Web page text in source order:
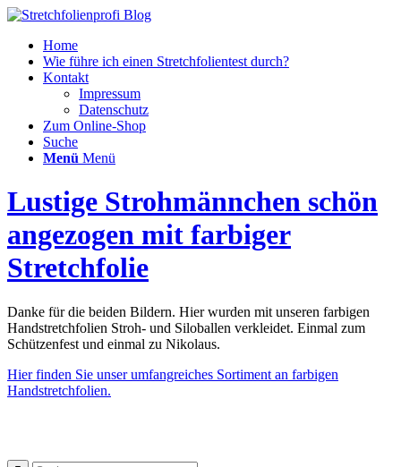
Home
Wie führe ich einen Stretchfolientest durch?
Kontakt
Impressum
Datenschutz
Zum Online-Shop
Suche
Menü Menü
Lustige Strohmännchen schön
angezogen mit farbiger
Stretchfolie
Danke für die beiden Bildern. Hier wurden mit unseren farbigen
Handstretchfolien Stroh- und Siloballen verkleidet. Einmal zum
Schützenfest und einmal zu Nikolaus.
Hier finden Sie unser umfangreiches Sortiment an farbigen
Handstretchfolien.